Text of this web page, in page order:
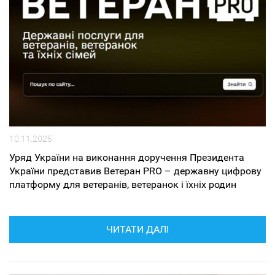
10.11.2025
Уряд України на виконання доручення Президента
України представив Ветеран PRO – державну цифрову
платформу для ветеранів, ветеранок і їхніх родин
ЧИТАТИ ДАЛІ